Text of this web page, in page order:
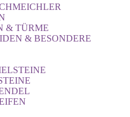
& TÜRME
& BESONDERE